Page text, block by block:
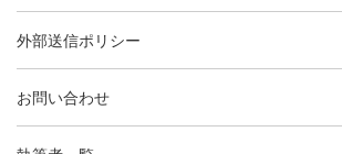
外部送信ポリシー
お問い合わせ